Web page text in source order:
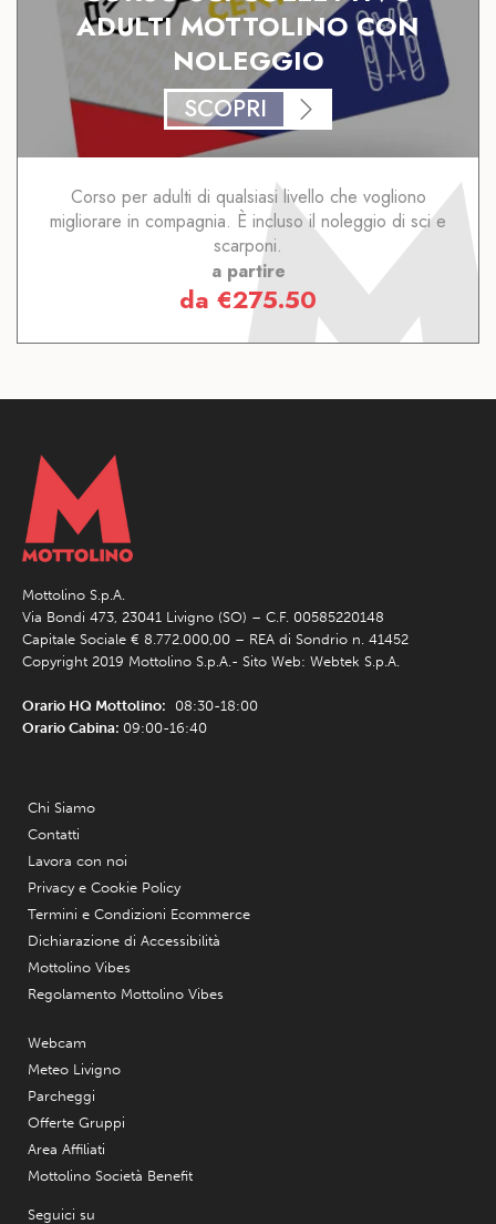
ADULTI MOTTOLINO CON
NOLEGGIO
SCOPRI
Corso per adulti di qualsiasi livello che vogliono
migliorare in compagnia. È incluso il noleggio di sci e
scarponi.
a partire
da €275.50
Mottolino S.p.A.
Via Bondi 473, 23041 Livigno (SO) – C.F. 00585220148
Capitale Sociale € 8.772.000,00 – REA di Sondrio n. 41452
Copyright 2019 Mottolino S.p.A.- Sito Web: Webtek S.p.A.
Orario HQ Mottolino: 08:30-18:00
Orario Cabina: 09:00-16:40
Chi Siamo
Contatti
Lavora con noi
Privacy e Cookie Policy
Termini e Condizioni Ecommerce
Dichiarazione di Accessibilità
Mottolino Vibes
Regolamento Mottolino Vibes
Webcam
Meteo Livigno
Parcheggi
Offerte Gruppi
Area Affiliati
Mottolino Società Benefit
Seguici su